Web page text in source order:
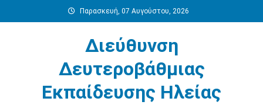
στο
Παρασκευή, 07 Αυγούστου, 2026
Διεύθυνση
Δευτεροβάθμιας
Εκπαίδευσης Ηλείας